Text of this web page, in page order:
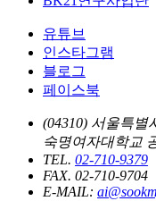
유튜브
인스타그램
블로그
페이스북
(04310) 서울특별
숙명여자대학교
TEL. 02-710-9379
FAX. 02-710-9704
E-MAIL: